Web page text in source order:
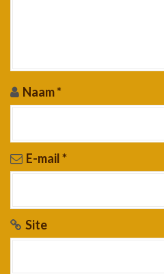
Naam*
E-mail*
Site